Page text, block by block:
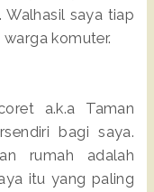
Walhasil saya tiap
komuter.
a.k.a Taman
bagi saya.
rumah adalah
itu yang paling